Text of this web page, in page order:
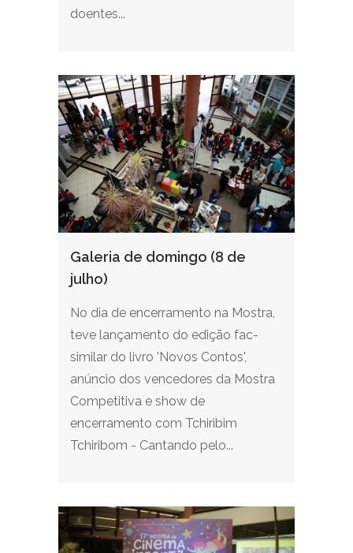
doentes...
Galeria de domingo (8 de
julho)
No dia de encerramento na Mostra,
teve lançamento do edição fac-
similar do livro 'Novos Contos',
anúncio dos vencedores da Mostra
Competitiva e show de
encerramento com Tchiribim
Tchiribom - Cantando pelo...